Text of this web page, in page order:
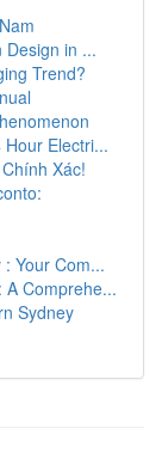
Design in ...
Trend?
Electri...
Xác!
Your Com...
A Comprehe...
Sydney